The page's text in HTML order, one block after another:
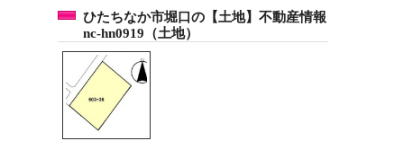
ひたちなか市堀口の【土地】不動産情報
nc-hn0919（土地）